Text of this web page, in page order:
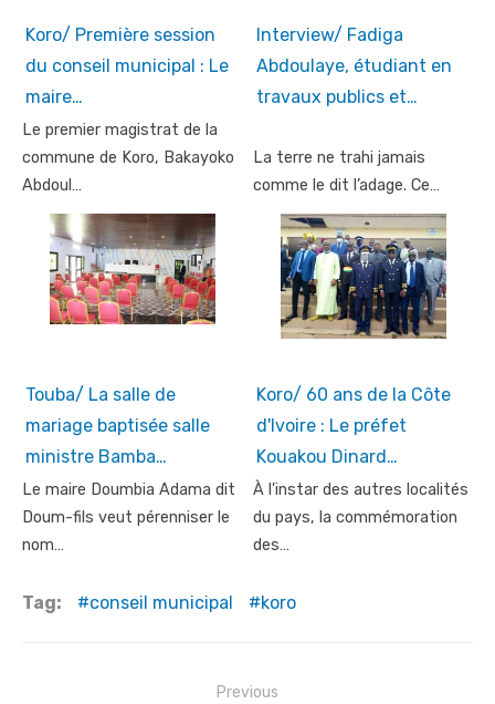
Koro/ Première session
du conseil municipal : Le
maire…
Le premier magistrat de la
commune de Koro, Bakayoko
Abdoul…
Interview/ Fadiga
Abdoulaye, étudiant en
travaux publics et…
La terre ne trahi jamais
comme le dit l’adage. Ce…
Touba/ La salle de
mariage baptisée salle
ministre Bamba…
Le maire Doumbia Adama dit
Doum-fils veut pérenniser le
nom…
Koro/ 60 ans de la Côte
d'Ivoire : Le préfet
Kouakou Dinard…
À l'instar des autres localités
du pays, la commémoration
des…
Tag: conseil municipal koro
Previous